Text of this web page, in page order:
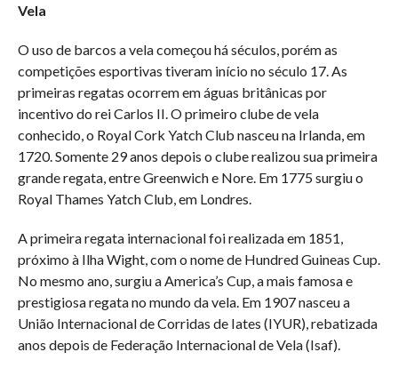
Vela
O uso de barcos a vela começou há séculos, porém as
competições esportivas tiveram início no século 17. As
primeiras regatas ocorrem em águas britânicas por
incentivo do rei Carlos II. O primeiro clube de vela
conhecido, o Royal Cork Yatch Club nasceu na Irlanda, em
1720. Somente 29 anos depois o clube realizou sua primeira
grande regata, entre Greenwich e Nore. Em 1775 surgiu o
Royal Thames Yatch Club, em Londres.
A primeira regata internacional foi realizada em 1851,
próximo à Ilha Wight, com o nome de Hundred Guineas Cup.
No mesmo ano, surgiu a America’s Cup, a mais famosa e
prestigiosa regata no mundo da vela. Em 1907 nasceu a
União Internacional de Corridas de Iates (IYUR), rebatizada
anos depois de Federação Internacional de Vela (Isaf).